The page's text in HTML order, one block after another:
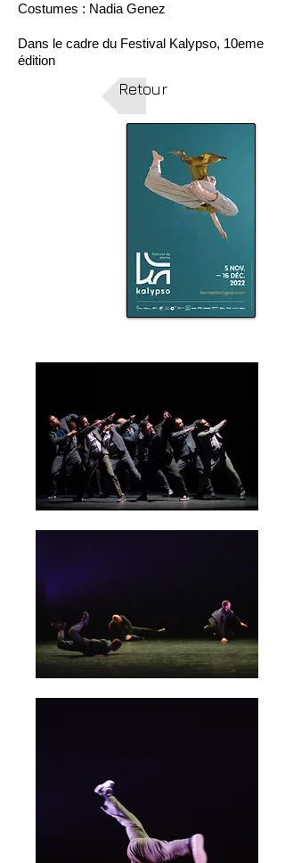
Costumes : Nadia Genez
Dans le cadre du Festival Kalypso, 10eme
édition
Retour